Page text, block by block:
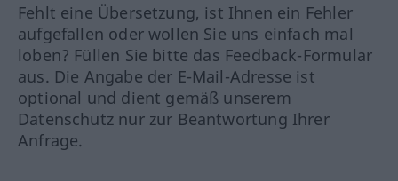
Fehlt eine Übersetzung, ist Ihnen ein Fehler
aufgefallen oder wollen Sie uns einfach mal
loben? Füllen Sie bitte das Feedback-Formular
aus. Die Angabe der E-Mail-Adresse ist
optional und dient gemäß unserem
Datenschutz nur zur Beantwortung Ihrer
Anfrage.